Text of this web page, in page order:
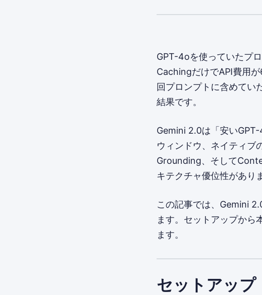
GPT-4oを使っていたプ
CachingだけでAPI費用
回プロンプトに含めてい
結果です。
Gemini 2.0は「安い
ウィンドウ、ネイティブ
Grounding、そして
キテクチャ優位性があり
この記事では、Gemini
ます。セットアップから
ます。
セットアップ